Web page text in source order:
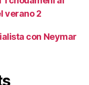
verano 2
con Neymar